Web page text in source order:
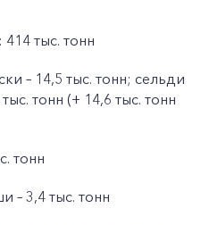
тыс. тонн
– 14,5 тыс. тонн; сельди
тонн (+ 14,6 тыс. тонн
тонн
– 3,4 тыс. тонн